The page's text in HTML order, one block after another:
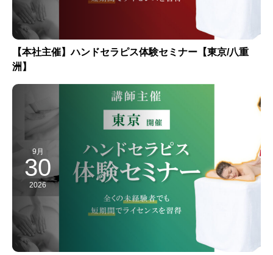
【本社主催】ハンドセラピス体験セミナー【東京/八重
洲】
9月
30
2026